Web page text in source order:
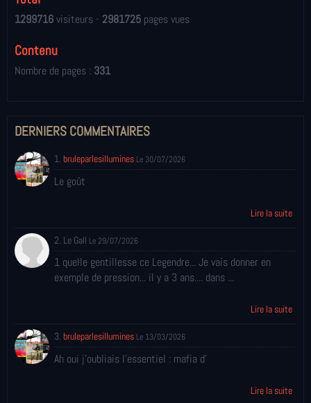
1299716visiteurs - 2981725 pages vues
Contenu
Nombre de pages : 331
DERNIERS COMMENTAIRES
1. bruleparlesillumines Le 30/07/2026
Le goût
Lire la suite
2. Le Gall Le 29/07/2026
1 quelle gentillesse ce Legendre... Je vais donner en
exemple de pression... il y a 3 ans.... dans ...
Lire la suite
3. bruleparlesillumines Le 13/03/2026
Ah oui j'oubliais l'essentiel : mafia d'
Lire la suite